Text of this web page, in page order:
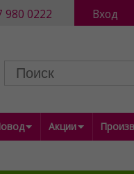
980 0222 Вход
Акции